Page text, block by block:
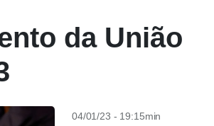
da União
04/01/23 - 19:15min